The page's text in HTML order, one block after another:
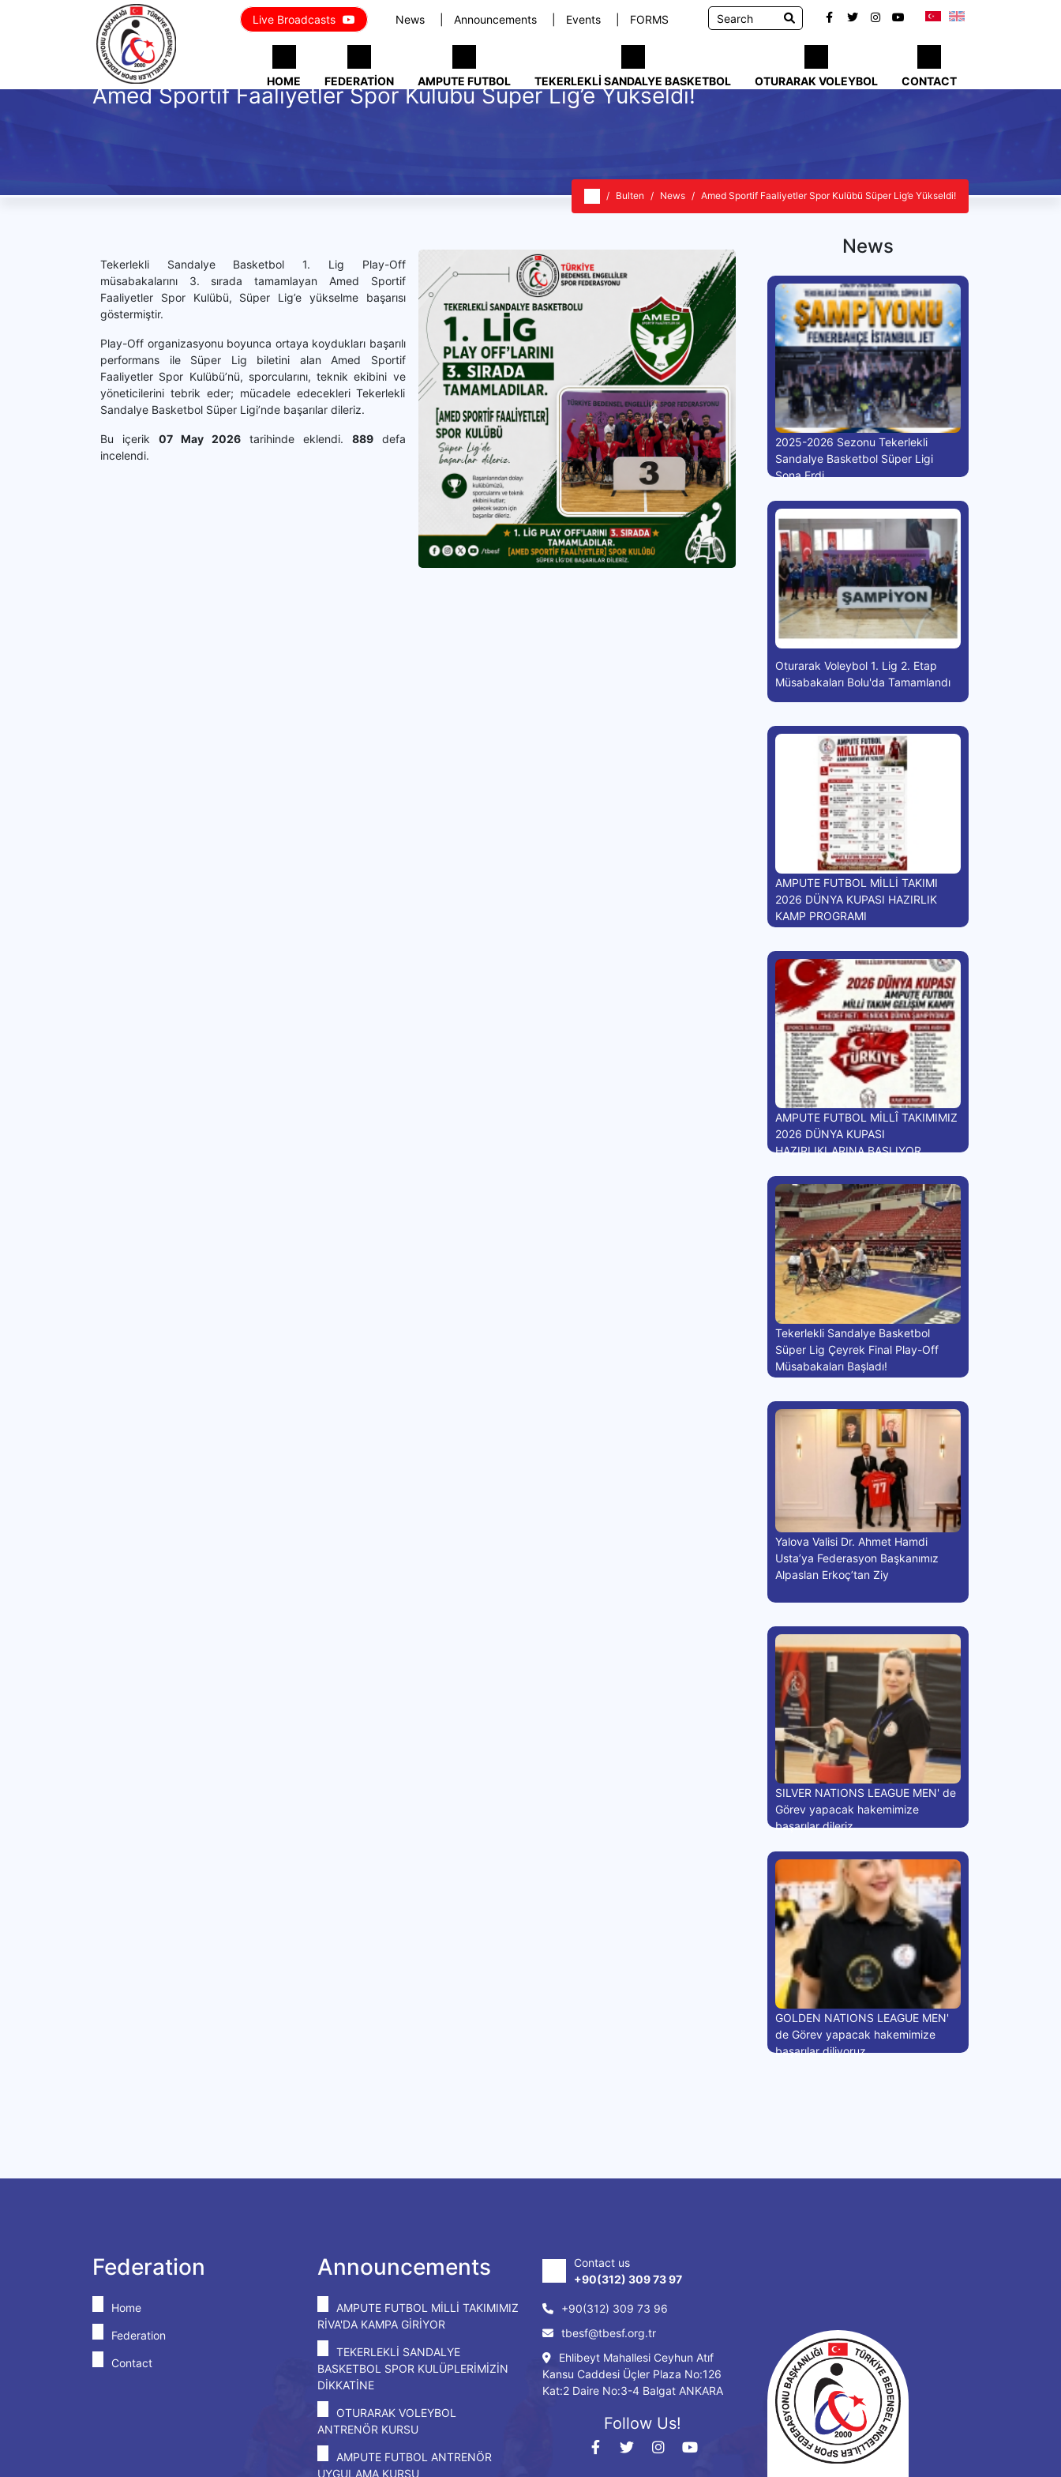
News Announcements Events FORMS
Live Broadcasts
HOME FEDERATION AMPUTE FUTBOL TEKERLEKLI SANDALYE BASKETBOL OTURARAK VOLEYBOL CONTACT
Amed Sportif Faaliyetler Spor Kulübü Süper Lig’e Yükseldi!
Bulten News Amed Sportif Faaliyetler Spor Kulübü Süper Lig’e Yükseldi!
Tekerlekli Sandalye Basketbol 1. Lig Play-Off
müsabakalarını 3. sırada tamamlayan Amed Sportif
Faaliyetler Spor Kulübü, Süper Lig’e yükselme başarısı
göstermiştir.
Play-Off organizasyonu boyunca ortaya koydukları başarılı
performans ile Süper Lig biletini alan Amed Sportif
Faaliyetler Spor Kulübü’nü, sporcularını, teknik ekibini ve
yöneticilerini tebrik eder; mücadele edecekleri Tekerlekli
Sandalye Basketbol Süper Ligi’nde başarılar dileriz.
Bu içerik 07 May 2026tarihinde eklendi. 889defa
incelendi.
News
2025-2026 Sezonu Tekerlekli
Sandalye Basketbol Süper Ligi
Sona Erdi
Oturarak Voleybol 1. Lig 2. Etap
Müsabakaları Bolu'da Tamamlandı
AMPUTE FUTBOL MİLLİ TAKIMI
2026 DÜNYA KUPASI HAZIRLIK
KAMP PROGRAMI
AMPUTE FUTBOL MİLLÎ TAKIMIMIZ
2026 DÜNYA KUPASI
HAZIRLIKLARINA BAŞLIYOR
Tekerlekli Sandalye Basketbol
Süper Lig Çeyrek Final Play-Off
Müsabakaları Başladı!
Yalova Valisi Dr. Ahmet Hamdi
Usta’ya Federasyon Başkanımız
Alpaslan Erkoç’tan Ziy
SILVER NATIONS LEAGUE MEN' de
Görev yapacak hakemimize
başarılar dileriz.
GOLDEN NATIONS LEAGUE MEN'
de Görev yapacak hakemimize
başarılar diliyoruz.
Federation
Home
Federation
Contact
Announcements
AMPUTE FUTBOL MİLLİ TAKIMIMIZ
RİVA'DA KAMPA GİRİYOR
TEKERLEKLİ SANDALYE
BASKETBOL SPOR KULÜPLERİMİZİN
DİKKATİNE
OTURARAK VOLEYBOL
ANTRENÖR KURSU
AMPUTE FUTBOL ANTRENÖR
UYGULAMA KURSU
Contact us
+90(312) 309 73 97
+90(312) 309 73 96
tbesf@tbesf.org.tr
Ehlibeyt Mahallesi Ceyhun Atıf
Kansu Caddesi Üçler Plaza No:126
Kat:2 Daire No:3-4 Balgat ANKARA
Follow Us!